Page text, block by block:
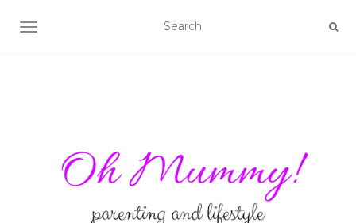
TOGGLE NAVIGATION